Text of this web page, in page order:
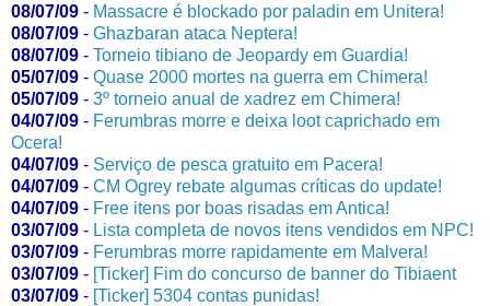
08/07/09 - Massacre é blockado por paladin em Unitera!
08/07/09 - Ghazbaran ataca Neptera!
08/07/09 - Torneio tibiano de Jeopardy em Guardia!
05/07/09 - Quase 2000 mortes na guerra em Chimera!
05/07/09 - 3º torneio anual de xadrez em Chimera!
04/07/09 - Ferumbras morre e deixa loot caprichado em
Ocera!
04/07/09 - Serviço de pesca gratuito em Pacera!
04/07/09 - CM Ogrey rebate algumas críticas do update!
04/07/09 - Free itens por boas risadas em Antica!
03/07/09 - Lista completa de novos itens vendidos em NPC!
03/07/09 - Ferumbras morre rapidamente em Malvera!
03/07/09 - [Ticker] Fim do concurso de banner do Tibiaent
03/07/09 - [Ticker] 5304 contas punidas!